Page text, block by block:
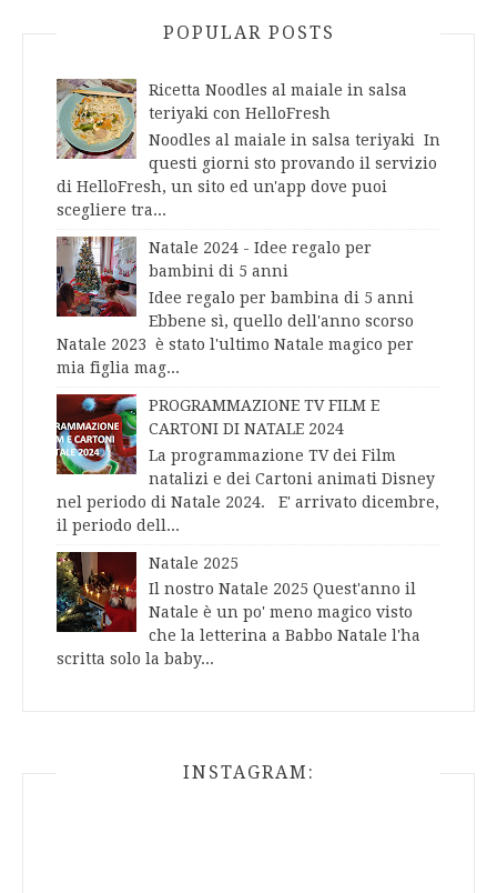
POPULAR POSTS
Ricetta Noodles al maiale in salsa
teriyaki con HelloFresh
Noodles al maiale in salsa teriyaki In
questi giorni sto provando il servizio
di HelloFresh, un sito ed un'app dove puoi
scegliere tra...
Natale 2024 - Idee regalo per
bambini di 5 anni
Idee regalo per bambina di 5 anni
Ebbene sì, quello dell'anno scorso
Natale 2023 è stato l'ultimo Natale magico per
mia figlia mag...
PROGRAMMAZIONE TV FILM E
CARTONI DI NATALE 2024
La programmazione TV dei Film
natalizi e dei Cartoni animati Disney
nel periodo di Natale 2024. E' arrivato dicembre,
il periodo dell...
Natale 2025
Il nostro Natale 2025 Quest'anno il
Natale è un po' meno magico visto
che la letterina a Babbo Natale l'ha
scritta solo la baby...
INSTAGRAM: